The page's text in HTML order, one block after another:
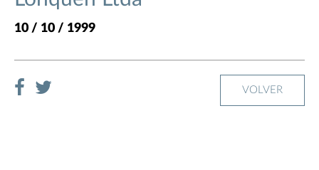
10 / 10 / 1999
VOLVER